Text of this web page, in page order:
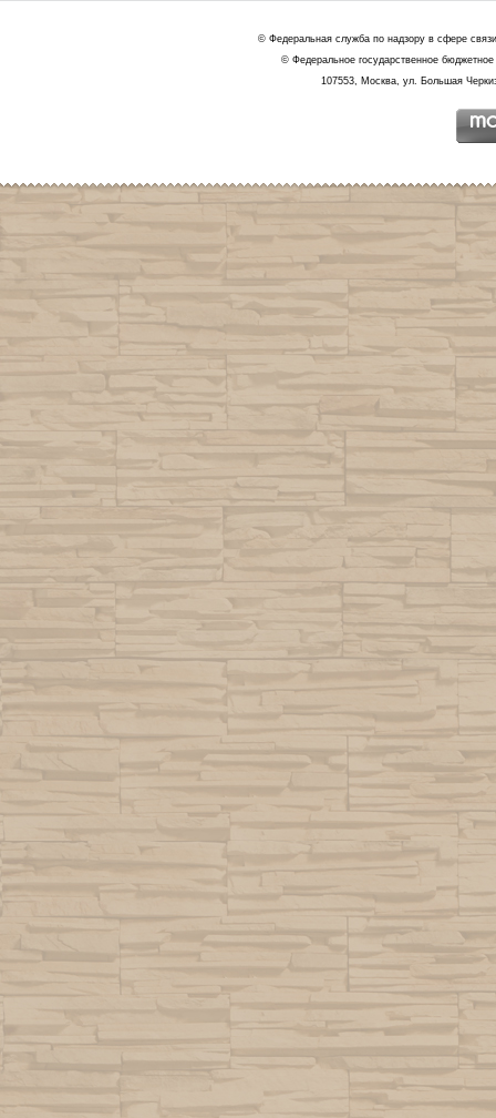
© Федеральная служба по надзору в сфере
© Федеральное государственное
107553, Москва, ул. Большая